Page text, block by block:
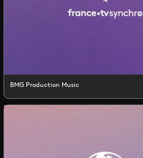
BMG Production Music